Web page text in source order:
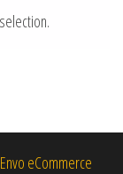
Envo eCommerce